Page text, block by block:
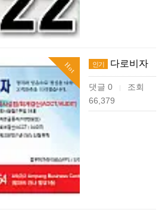
Hot 인기 다로비자
댓글 0 |
조회
66,379